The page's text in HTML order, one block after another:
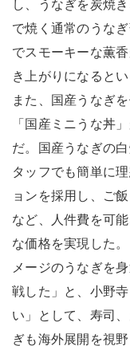
し、うなぎを炭焼
で焼く通常のうな
でスモーキーな薫
き上がりになるとい
また、国産うなぎ
「国産ミニうな丼
だ。国産うなぎの
タッフでも簡単に
ョンを採用し、ご
など、人件費を可
な価格を実現した
メージのうなぎを
戦した」と、小野
い」として、寿司
ぎも海外展開を視野